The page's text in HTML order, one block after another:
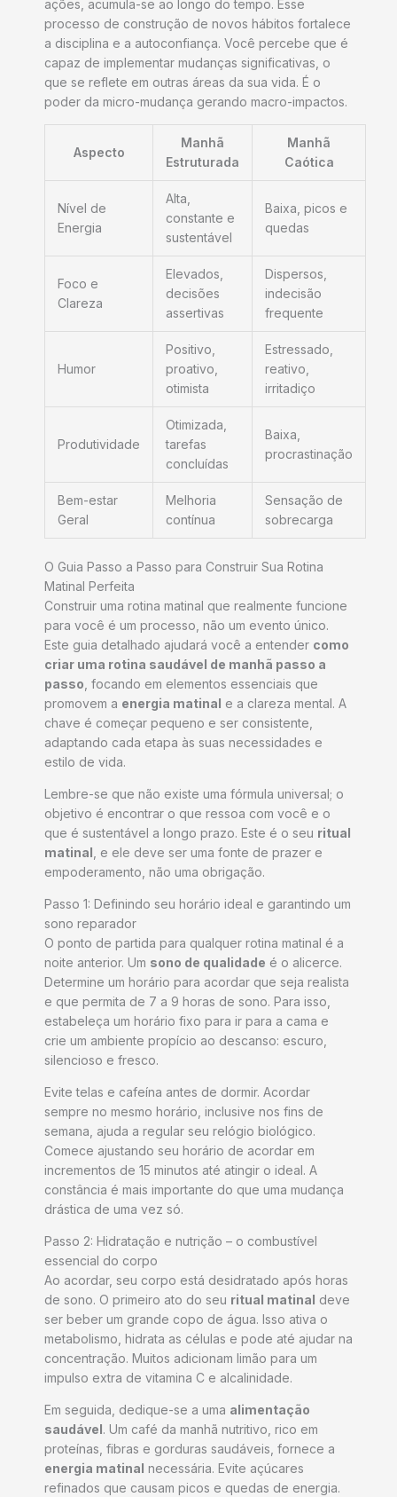
ações, acumula-se ao longo do tempo. Esse
processo de construção de novos hábitos fortalece
a disciplina e a autoconfiança. Você percebe que é
capaz de implementar mudanças significativas, o
que se reflete em outras áreas da sua vida. É o
poder da micro-mudança gerando macro-impactos.
Aspecto
Manhã
Estruturada
Manhã
Caótica
Nível de
Energia
Alta,
constante e
sustentável
Baixa, picos e
quedas
Foco e
Clareza
Elevados,
decisões
assertivas
Dispersos,
indecisão
frequente
Humor
Positivo,
proativo,
otimista
Estressado,
reativo,
irritadiço
Produtividade
Otimizada,
tarefas
concluídas
Baixa,
procrastinação
Bem-estar
Geral
Melhoria
contínua
Sensação de
sobrecarga
O Guia Passo a Passo para Construir Sua Rotina
Matinal Perfeita
Construir uma rotina matinal que realmente funcione
para você é um processo, não um evento único.
Este guia detalhado ajudará você a entender como
criar uma rotina saudável de manhã passo a
passo, focando em elementos essenciais que
promovem a energia matinal e a clareza mental. A
chave é começar pequeno e ser consistente,
adaptando cada etapa às suas necessidades e
estilo de vida.
Lembre-se que não existe uma fórmula universal; o
objetivo é encontrar o que ressoa com você e o
que é sustentável a longo prazo. Este é o seu ritual
matinal , e ele deve ser uma fonte de prazer e
empoderamento, não uma obrigação.
Passo 1: Definindo seu horário ideal e garantindo um
sono reparador
O ponto de partida para qualquer rotina matinal é a
noite anterior. Um sono de qualidade é o alicerce.
Determine um horário para acordar que seja realista
e que permita de 7 a 9 horas de sono. Para isso,
estabeleça um horário fixo para ir para a cama e
crie um ambiente propício ao descanso: escuro,
silencioso e fresco.
Evite telas e cafeína antes de dormir. Acordar
sempre no mesmo horário, inclusive nos fins de
semana, ajuda a regular seu relógio biológico.
Comece ajustando seu horário de acordar em
incrementos de 15 minutos até atingir o ideal. A
constância é mais importante do que uma mudança
drástica de uma vez só.
Passo 2: Hidratação e nutrição – o combustível
essencial do corpo
Ao acordar, seu corpo está desidratado após horas
de sono. O primeiro ato do seu ritual matinal deve
ser beber um grande copo de água. Isso ativa o
metabolismo, hidrata as células e pode até ajudar na
concentração. Muitos adicionam limão para um
impulso extra de vitamina C e alcalinidade.
Em seguida, dedique-se a uma alimentação
saudável . Um café da manhã nutritivo, rico em
proteínas, fibras e gorduras saudáveis, fornece a
energia matinal necessária. Evite açúcares
refinados que causam picos e quedas de energia.